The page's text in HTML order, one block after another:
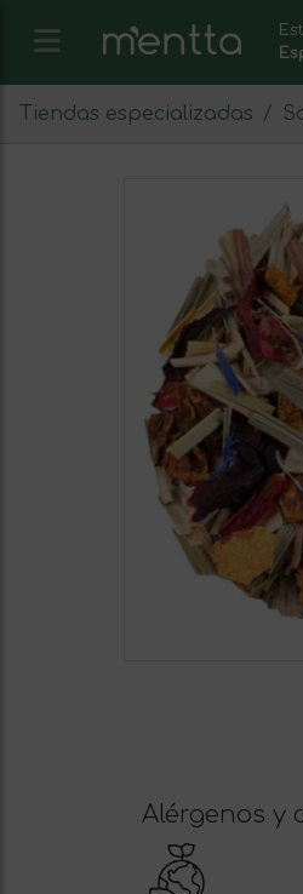
Tiendas especializadas
Alérgenos y